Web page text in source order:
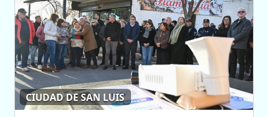
CIUDAD DE SAN LUIS